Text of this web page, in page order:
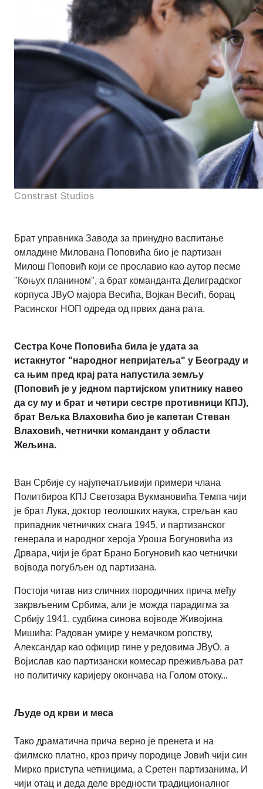
Constrast Studios
Брат управника Завода за принудно васпитање
омладине Милована Поповића био је партизан
Милош Поповић који се прославио као аутор песме
"Коњух планином", а брат команданта Делиградског
корпуса ЈВуО мајора Весића, Војкан Весић, борац
Расинског НОП одреда од првих дана рата.
Сестра Коче Поповића била је удата за
истакнутог "народног непријатеља" у Београду и
са њим пред крај рата напустила земљу
(Поповић је у једном партијском упитнику навео
да су му и брат и четири сестре противници КПЈ),
брат Вељка Влаховића био је капетан Стеван
Влаховић, четнички командант у области
Жељина.
Ван Србије су најупечатљивији примери члана
Политбироа КПЈ Светозара Вукмановића Темпа чији
је брат Лука, доктор теолошких наука, стрељан као
припадник четничких снага 1945, и партизанског
генерала и народног хероја Уроша Богуновића из
Дрвара, чији је брат Брано Богуновић као четнички
војвода погубљен од партизана.
Постоји читав низ сличних породичних прича међу
закрвљеним Србима, али је можда парадигма за
Србију 1941. судбина синова војводе Живојина
Мишића: Радован умире у немачком ропству,
Александар као официр гине у редовима ЈВуО, а
Војислав као партизански комесар преживљава рат
но политичку каријеру окончава на Голом отоку...
Људе од крви и меса
Тако драматична прича верно је пренета и на
филмско платно, кроз причу породице Јовић чији син
Мирко приступа четницима, а Сретен партизанима. И
чији отац и деда деле вредности традиционалног